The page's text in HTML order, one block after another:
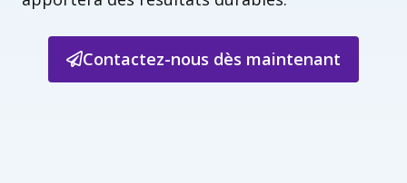
Contactez-nous dès maintenant